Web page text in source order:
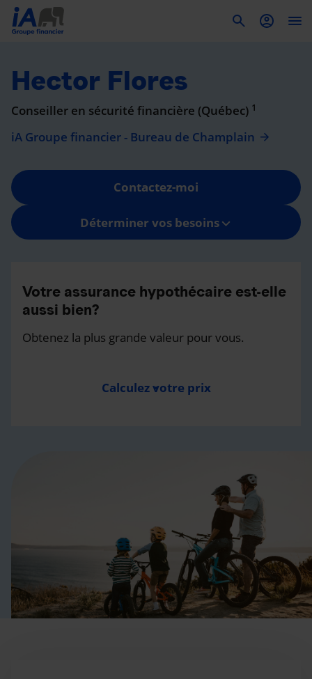
Hector Flores
Conseiller en sécurité financière (Québec) 1
iA Groupe financier - Bureau de Champlain
Contactez-moi
Déterminer vos besoins
Votre assurance hypothécaire est-elle
aussi bien?
Obtenez la plus grande valeur pour vous.
Calculez votre prix